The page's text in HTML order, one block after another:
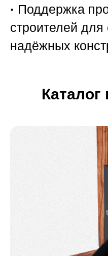
· Поддержка
строителей для
надёжных
Каталог